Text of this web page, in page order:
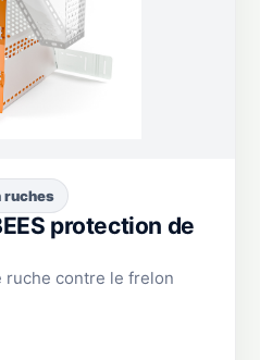
ruches
protection de
ruche contre le frelon